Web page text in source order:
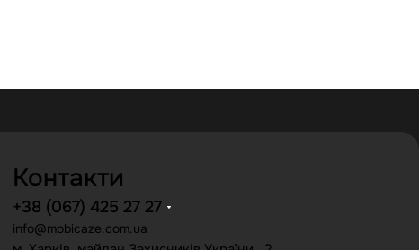
Контакти
+38 (067) 425 27 27
info@mobicaze.com.ua